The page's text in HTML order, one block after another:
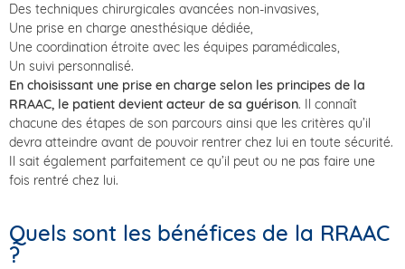
Des techniques chirurgicales avancées non-invasives,
Une prise en charge anesthésique dédiée,
Une coordination étroite avec les équipes paramédicales,
Un suivi personnalisé.
En choisissant une prise en charge selon les principes de la
RRAAC, le patient devient acteur de sa guérison. Il connaît
chacune des étapes de son parcours ainsi que les critères qu’il
devra atteindre avant de pouvoir rentrer chez lui en toute sécurité.
Il sait également parfaitement ce qu’il peut ou ne pas faire une
fois rentré chez lui.
Quels sont les bénéfices de la RRAAC
?